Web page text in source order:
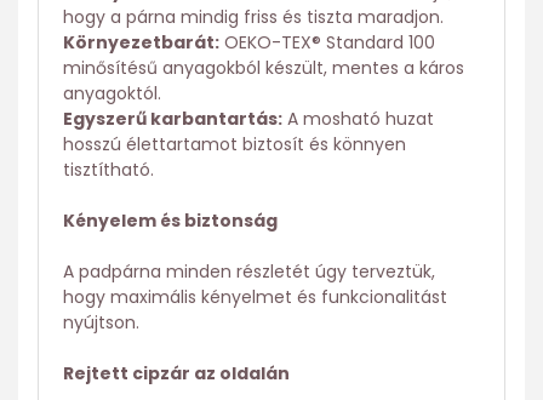
hogy a párna mindig friss és tiszta maradjon.
Környezetbarát: OEKO-TEX® Standard 100
minősítésű anyagokból készült, mentes a káros
anyagoktól.
Egyszerű karbantartás: A mosható huzat
hosszú élettartamot biztosít és könnyen
tisztítható.
Kényelem és biztonság
A padpárna minden részletét úgy terveztük,
hogy maximális kényelmet és funkcionalitást
nyújtson.
Rejtett cipzár az oldalán